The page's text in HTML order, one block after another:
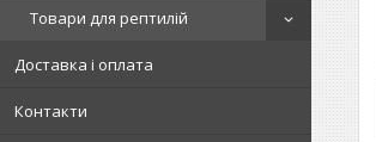
Товари для рептилій
Доставка і оплата
Контакти